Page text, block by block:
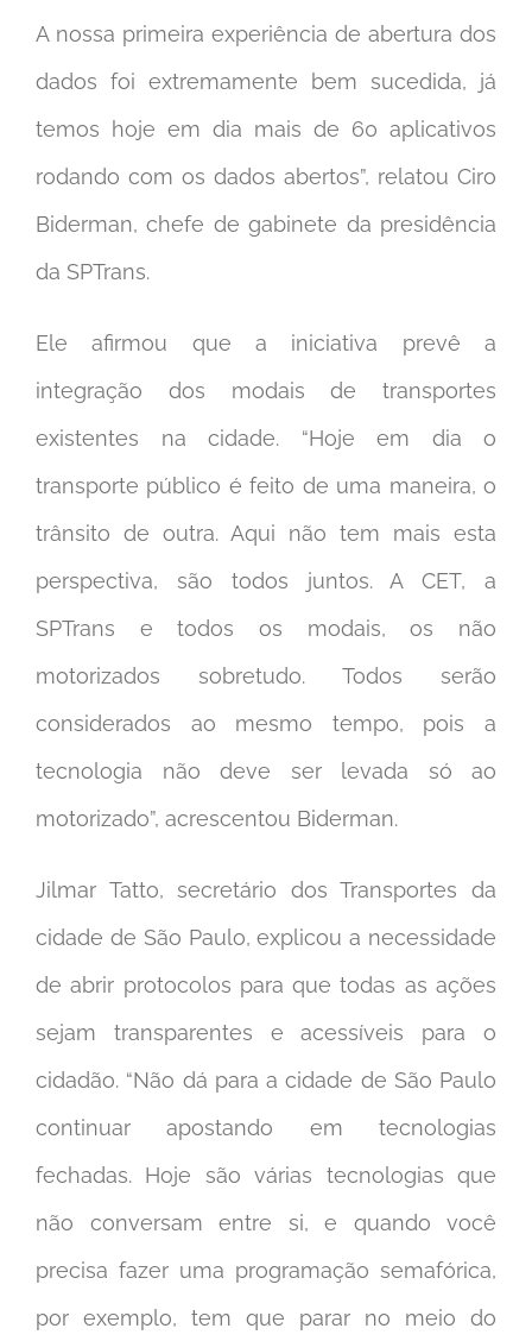
A nossa primeira experiência de abertura dos
dados foi extremamente bem sucedida, já
temos hoje em dia mais de 60 aplicativos
rodando com os dados abertos”, relatou Ciro
Biderman, chefe de gabinete da presidência
da SPTrans.
Ele afirmou que a iniciativa prevê a
integração dos modais de transportes
existentes na cidade. “Hoje em dia o
transporte público é feito de uma maneira, o
trânsito de outra. Aqui não tem mais esta
perspectiva, são todos juntos. A CET, a
SPTrans e todos os modais, os não
motorizados sobretudo. Todos serão
considerados ao mesmo tempo, pois a
tecnologia não deve ser levada só ao
motorizado”, acrescentou Biderman.
Jilmar Tatto, secretário dos Transportes da
cidade de São Paulo, explicou a necessidade
de abrir protocolos para que todas as ações
sejam transparentes e acessíveis para o
cidadão. “Não dá para a cidade de São Paulo
continuar apostando em tecnologias
fechadas. Hoje são várias tecnologias que
não conversam entre si, e quando você
precisa fazer uma programação semafórica,
por exemplo, tem que parar no meio do